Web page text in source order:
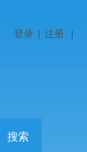
登录 | 注册 |
搜索